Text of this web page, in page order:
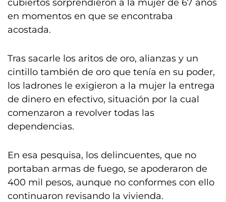
cubiertos sorprendieron a la mujer de 67 años
en momentos en que se encontraba
acostada.
Tras sacarle los aritos de oro, alianzas y un
cintillo también de oro que tenía en su poder,
los ladrones le exigieron a la mujer la entrega
de dinero en efectivo, situación por la cual
comenzaron a revolver todas las
dependencias.
En esa pesquisa, los delincuentes, que no
portaban armas de fuego, se apoderaron de
400 mil pesos, aunque no conformes con ello
continuaron revisando la vivienda.